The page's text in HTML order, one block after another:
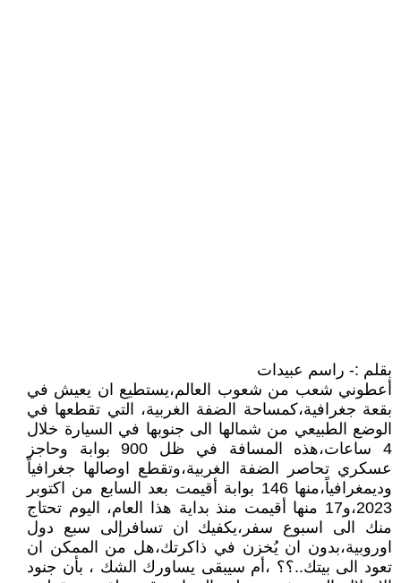
بقلم :- راسم عبيدات
أعطوني شعب من شعوب العالم،يستطيع ان يعيش في
بقعة جغرافية،كمساحة الضفة الغربية، التي تقطعها في
الوضع الطبيعي من شمالها الى جنوبها في السيارة خلال
4 ساعات،هذه المسافة في ظل 900 بوابة وحاجز
عسكري تحاصر الضفة الغربية،وتقطع اوصالها جغرافياً
وديمغرافياً،منها 146 بوابة أقيمت بعد السابع من اكتوبر
2023،و17 منها أقيمت منذ بداية هذا العام، اليوم تحتاج
منك الى اسبوع سفر،يكفيك ان تسافرإلى سبع دول
اوروبية،بدون ان يُخزن في ذاكرتك،هل من الممكن ان
تعود الى بيتك..؟؟ ،أم سيبقى يساورك الشك ، بأن جنود